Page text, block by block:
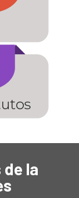
de la